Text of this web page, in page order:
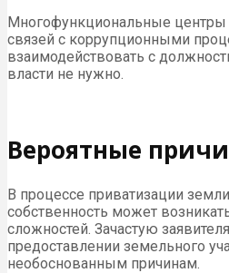
Многофункциональные центры
связей с коррупционными
взаимодействовать с
власти не нужно.
Вероятные
В процессе приватизации
собственность может
сложностей. Зачастую
предоставлении земельного
необоснованным причинам.